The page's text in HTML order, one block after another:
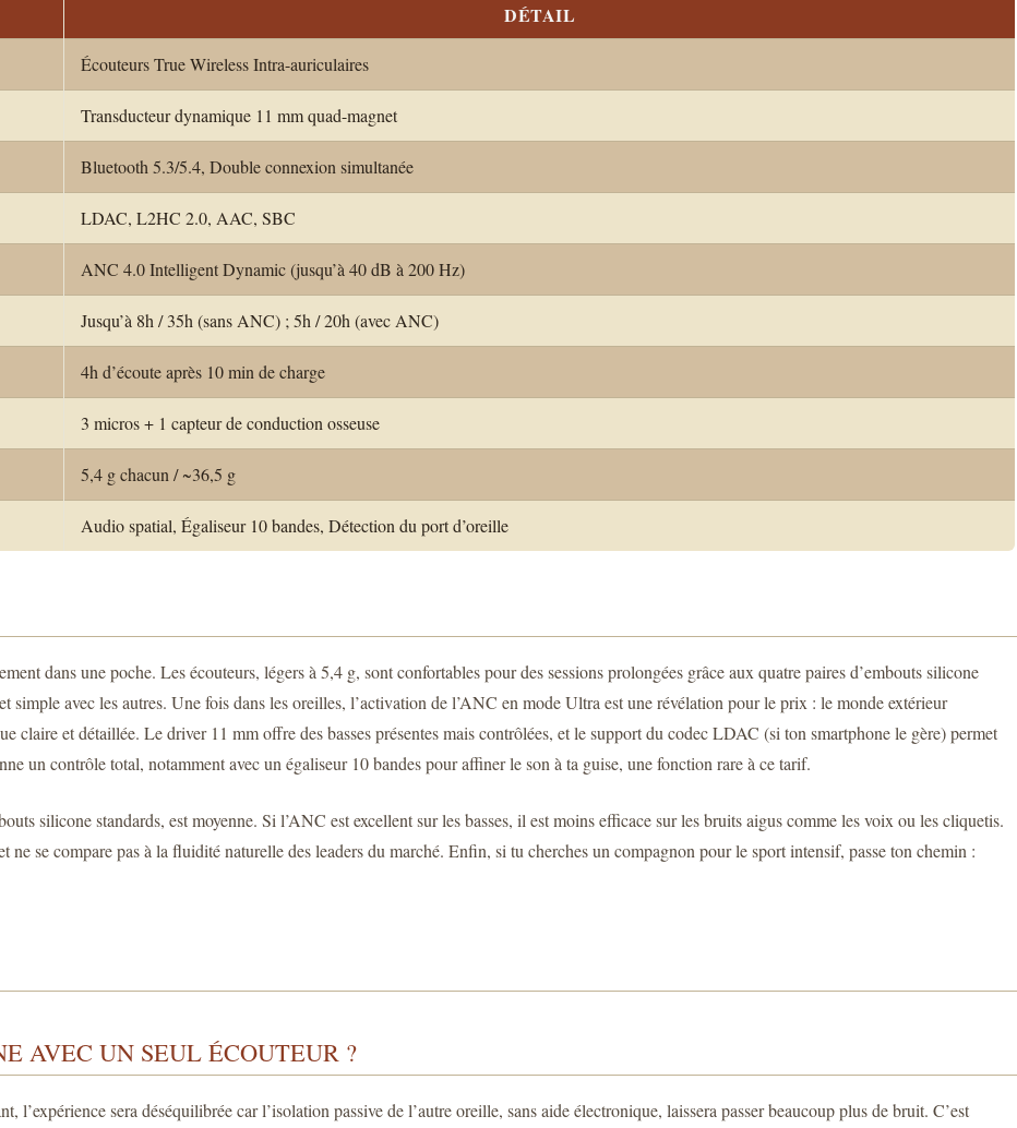
DÉTAIL
Écouteurs True Wireless Intra-auriculaires
Transducteur dynamique 11 mm quad-magnet
Bluetooth 5.3/5.4, Double connexion simultanée
LDAC, L2HC 2.0, AAC, SBC
ANC 4.0 Intelligent Dynamic (jusqu’à 40 dB à 200 Hz)
Jusqu’à 8h / 35h (sans ANC) ; 5h / 20h (avec ANC)
4h d’écoute après 10 min de charge
3 micros + 1 capteur de conduction osseuse
5,4 g chacun / ~36,5 g
Audio spatial, Égaliseur 10 bandes, Détection du port d’oreille
dans une poche. Les écouteurs, légers à 5,4 g, sont confortables pour des sessions prolongées grâce aux quatre paires d’embouts silicone
simple avec les autres. Une fois dans les oreilles, l’activation de l’ANC en mode Ultra est une révélation pour le prix : le monde extérieur
claire et détaillée. Le driver 11 mm offre des basses présentes mais contrôlées, et le support du codec LDAC (si ton smartphone le gère) permet
un contrôle total, notamment avec un égaliseur 10 bandes pour affiner le son à ta guise, une fonction rare à ce tarif.
silicone standards, est moyenne. Si l’ANC est excellent sur les basses, il est moins efficace sur les bruits aigus comme les voix ou les cliquetis.
se compare pas à la fluidité naturelle des leaders du marché. Enfin, si tu cherches un compagnon pour le sport intensif, passe ton chemin :
AVEC UN SEUL ÉCOUTEUR ?
l’expérience sera déséquilibrée car l’isolation passive de l’autre oreille, sans aide électronique, laissera passer beaucoup plus de bruit. C’est